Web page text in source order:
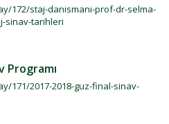
172/staj-danismani-prof-dr-selma-
sinav-tarihleri
Programı
171/2017-2018-guz-final-sinav-